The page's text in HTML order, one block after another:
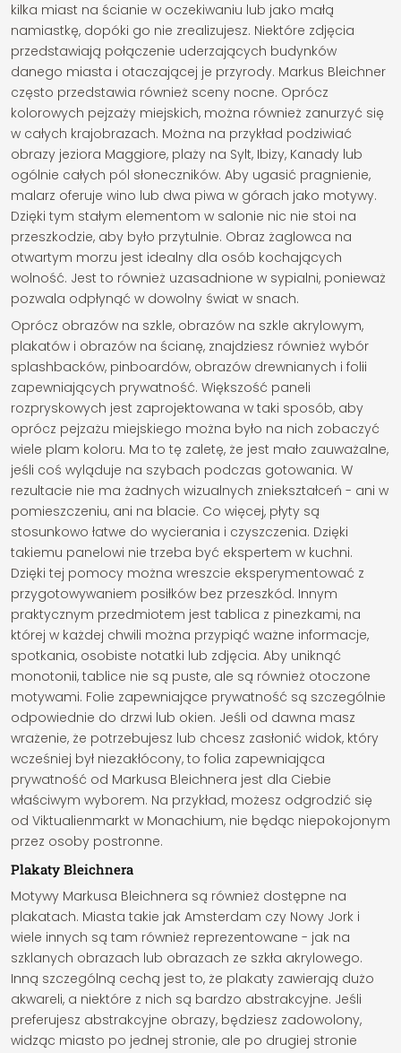
kilka miast na ścianie w oczekiwaniu lub jako małą
namiastkę, dopóki go nie zrealizujesz. Niektóre zdjęcia
przedstawiają połączenie uderzających budynków
danego miasta i otaczającej je przyrody. Markus Bleichner
często przedstawia również sceny nocne. Oprócz
kolorowych pejzaży miejskich, można również zanurzyć się
w całych krajobrazach. Można na przykład podziwiać
obrazy jeziora Maggiore, plaży na Sylt, Ibizy, Kanady lub
ogólnie całych pól słoneczników. Aby ugasić pragnienie,
malarz oferuje wino lub dwa piwa w górach jako motywy.
Dzięki tym stałym elementom w salonie nic nie stoi na
przeszkodzie, aby było przytulnie. Obraz żaglowca na
otwartym morzu jest idealny dla osób kochających
wolność. Jest to również uzasadnione w sypialni, ponieważ
pozwala odpłynąć w dowolny świat w snach.
Oprócz obrazów na szkle, obrazów na szkle akrylowym,
plakatów i obrazów na ścianę, znajdziesz również wybór
splashbacków, pinboardów, obrazów drewnianych i folii
zapewniających prywatność. Większość paneli
rozpryskowych jest zaprojektowana w taki sposób, aby
oprócz pejzażu miejskiego można było na nich zobaczyć
wiele plam koloru. Ma to tę zaletę, że jest mało zauważalne,
jeśli coś wyląduje na szybach podczas gotowania. W
rezultacie nie ma żadnych wizualnych zniekształceń - ani w
pomieszczeniu, ani na blacie. Co więcej, płyty są
stosunkowo łatwe do wycierania i czyszczenia. Dzięki
takiemu panelowi nie trzeba być ekspertem w kuchni.
Dzięki tej pomocy można wreszcie eksperymentować z
przygotowywaniem posiłków bez przeszkód. Innym
praktycznym przedmiotem jest tablica z pinezkami, na
której w każdej chwili można przypiąć ważne informacje,
spotkania, osobiste notatki lub zdjęcia. Aby uniknąć
monotonii, tablice nie są puste, ale są również otoczone
motywami. Folie zapewniające prywatność są szczególnie
odpowiednie do drzwi lub okien. Jeśli od dawna masz
wrażenie, że potrzebujesz lub chcesz zasłonić widok, który
wcześniej był niezakłócony, to folia zapewniająca
prywatność od Markusa Bleichnera jest dla Ciebie
właściwym wyborem. Na przykład, możesz odgrodzić się
od Viktualienmarkt w Monachium, nie będąc niepokojonym
przez osoby postronne.
Plakaty Bleichnera
Motywy Markusa Bleichnera są również dostępne na
plakatach. Miasta takie jak Amsterdam czy Nowy Jork i
wiele innych są tam również reprezentowane - jak na
szklanych obrazach lub obrazach ze szkła akrylowego.
Inną szczególną cechą jest to, że plakaty zawierają dużo
akwareli, a niektóre z nich są bardzo abstrakcyjne. Jeśli
preferujesz abstrakcyjne obrazy, będziesz zadowolony,
widząc miasto po jednej stronie, ale po drugiej stronie